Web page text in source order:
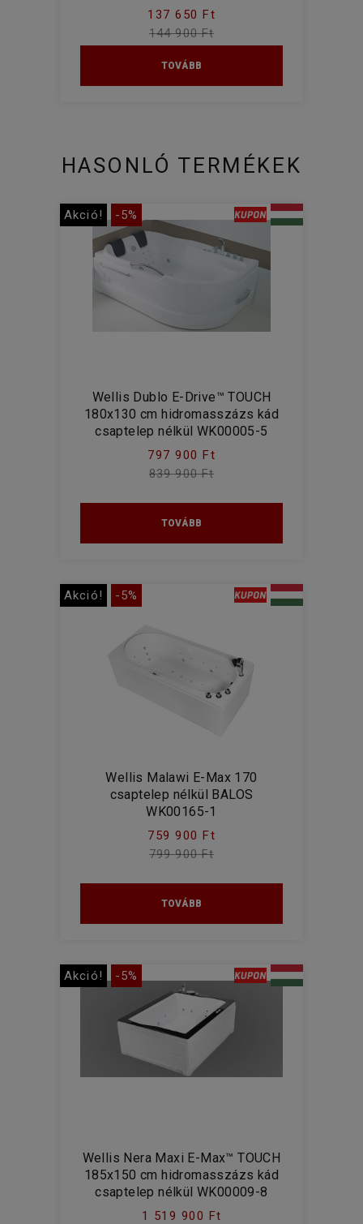
137 650 Ft
144 900 Ft
TOVÁBB
HASONLÓ TERMÉKEK
Akció! -5%
Wellis Dublo E-Drive™ TOUCH
180x130 cm hidromasszázs kád
csaptelep nélkül WK00005-5
797 900 Ft
839 900 Ft
TOVÁBB
Akció! -5%
Wellis Malawi E-Max 170
csaptelep nélkül BALOS
WK00165-1
759 900 Ft
799 900 Ft
TOVÁBB
Akció! -5%
Wellis Nera Maxi E-Max™ TOUCH
185x150 cm hidromasszázs kád
csaptelep nélkül WK00009-8
1 519 900 Ft